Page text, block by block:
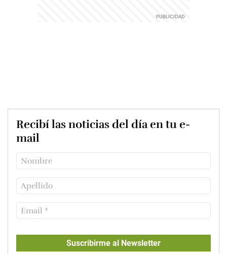
Recibí las noticias del día en tu e-
mail
Suscribirme al Newsletter